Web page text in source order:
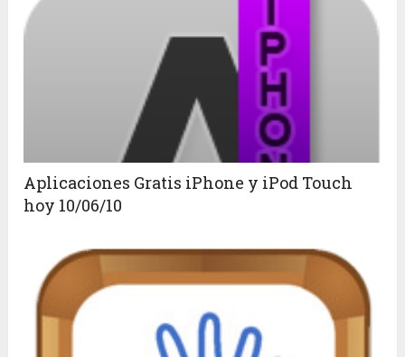
Aplicaciones Gratis iPhone y iPod Touch
hoy 10/06/10